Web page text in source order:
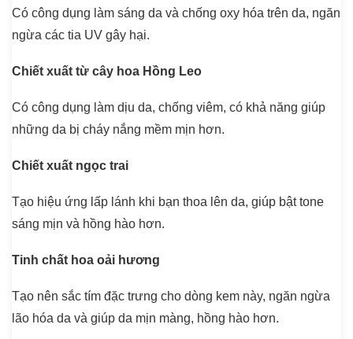
Có công dụng làm sáng da và chống oxy hóa trên da, ngăn
ngừa các tia UV gây hại.
Chiết xuất từ cây hoa Hồng Leo
Có công dụng làm dịu da, chống viêm, có khả năng giúp
những da bị cháy nắng mềm mịn hơn.
Chiết xuất ngọc trai
Tạo hiệu ứng lấp lánh khi bạn thoa lên da, giúp bật tone
sáng mịn và hồng hào hơn.
Tinh chất hoa oải hương
Tạo nên sắc tím đặc trưng cho dòng kem này, ngăn ngừa
lão hóa da và giúp da mịn màng, hồng hào hơn.